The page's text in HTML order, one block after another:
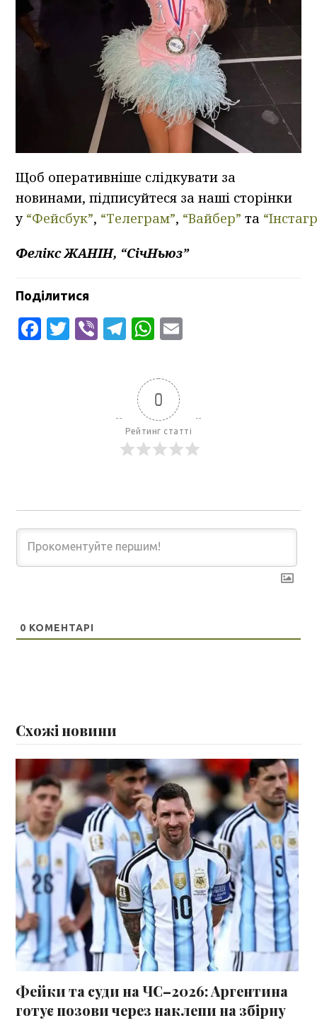
Щоб оперативніше слідкувати за
новинами, підписуйтеся за наші сторінки
у “Фейсбук”, “Телеграм”, “Вайбер” та
Фелікс ЖАНІН, “СічНьюз”
Поділитися
Facebook
Twitter
ViberTelegram
WhatsApp
0
Рейтинг статті
0 КОМЕНТАРІ
Схожі новини
Фейки та суди на ЧС–2026: Аргентина
готує позови через наклепи на збірну